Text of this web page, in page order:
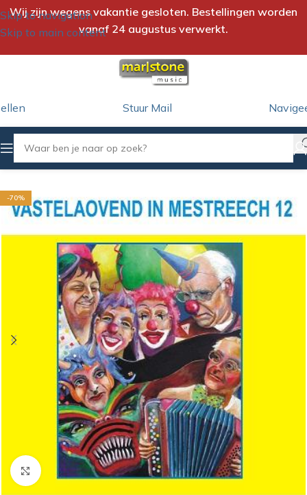
Skip to navigation
Skip to main content
Wij zijn wegens vakantie gesloten. Bestellingen worden
vanaf 24 augustus verwerkt.
Stuur Mail
Home/CD Vastelaovend (Verzamel CD)
-70%
Klik om te vergroten